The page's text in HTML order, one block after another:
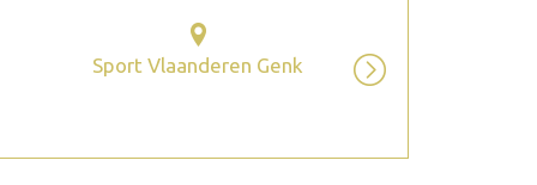
Sport Vlaanderen Genk